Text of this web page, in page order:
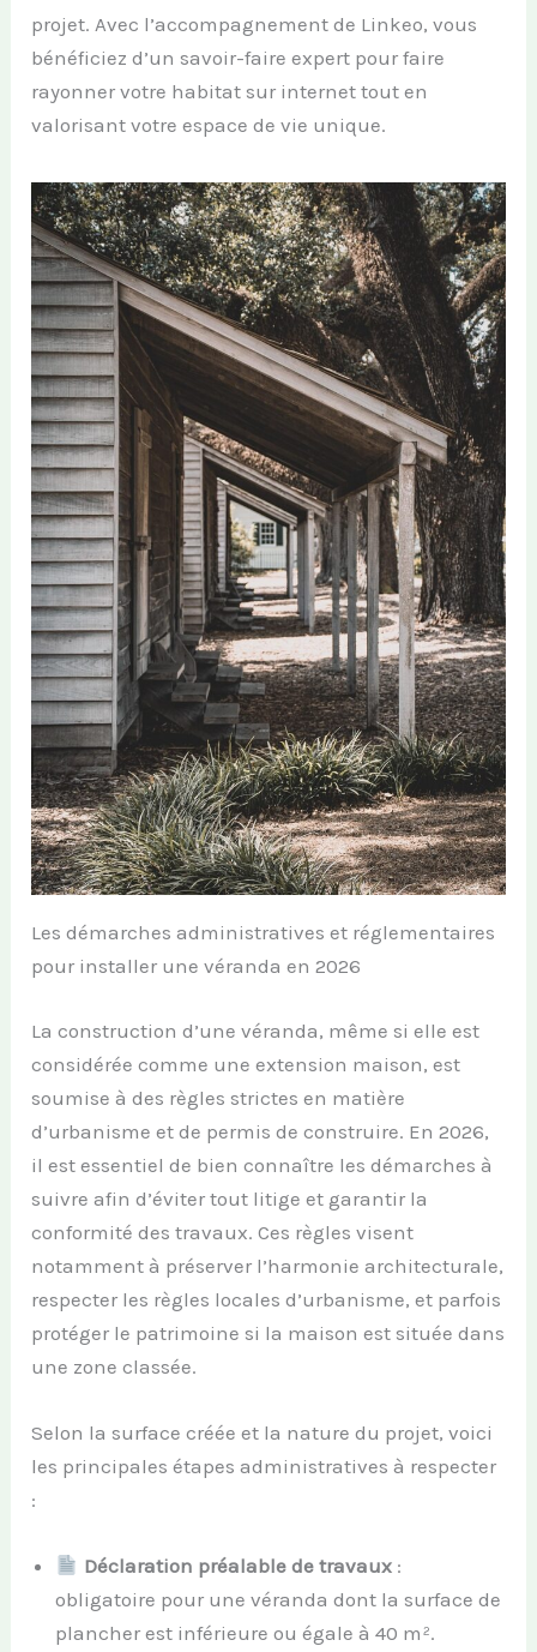
projet. Avec l’accompagnement de Linkeo, vous
bénéficiez d’un savoir-faire expert pour faire
rayonner votre habitat sur internet tout en
valorisant votre espace de vie unique.
Les démarches administratives et réglementaires
pour installer une véranda en 2026
La construction d’une véranda, même si elle est
considérée comme une extension maison, est
soumise à des règles strictes en matière
d’urbanisme et de permis de construire. En 2026,
il est essentiel de bien connaître les démarches à
suivre afin d’éviter tout litige et garantir la
conformité des travaux. Ces règles visent
notamment à préserver l’harmonie architecturale,
respecter les règles locales d’urbanisme, et parfois
protéger le patrimoine si la maison est située dans
une zone classée.
Selon la surface créée et la nature du projet, voici
les principales étapes administratives à respecter
:
Déclaration préalable de travaux:
obligatoire pour une véranda dont la surface de
plancher est inférieure ou égale à 40 m².